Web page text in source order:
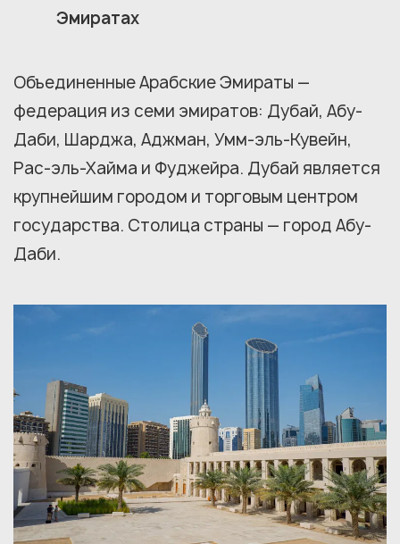
Эмиратах
Объединенные Арабские Эмираты —
федерация из семи эмиратов: Дубай, Абу-
Даби, Шарджа, Аджман, Умм-эль-Кувейн,
Рас-эль-Хайма и Фуджейра. Дубай является
крупнейшим городом и торговым центром
государства. Столица страны — город Абу-
Даби.